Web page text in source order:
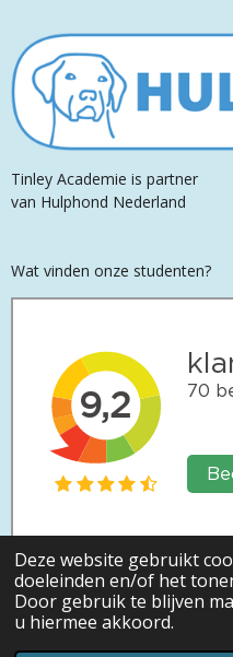
Deze website gebruikt
doeleinden en/of het
Door gebruik te blijven
u hiermee akkoord.
Tinley Academie is partner
van Hulphond Nederland
Wat vinden onze studenten?
© Tinley Academie is al
kennisinstituut op het